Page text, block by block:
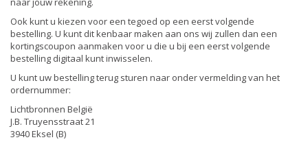
Ook kunt u kiezen voor een tegoed op een eerst volgende
bestelling. U kunt dit kenbaar maken aan ons wij zullen dan een
kortingscoupon aanmaken voor u die u bij een eerst volgende
bestelling digitaal kunt inwisselen.
U kunt uw bestelling terug sturen naar onder vermelding van het
ordernummer:
Lichtbronnen België
J.B. Truyensstraat 21
3940 Eksel (B)